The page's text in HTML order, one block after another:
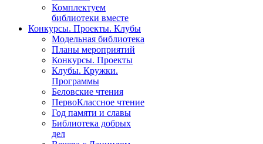
Комплектуем
библиотеки вместе
Конкурсы. Проекты. Клубы
Модельная библиотека
Планы мероприятий
Конкурсы. Проекты
Клубы. Кружки.
Программы
Беловские чтения
ПервоКлассное чтение
Год памяти и славы
Библиотека добрых
дел